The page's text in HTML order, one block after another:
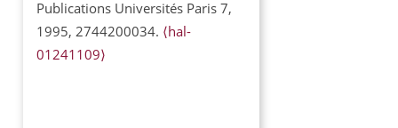
Publications Universités Paris 7,
1995, 2744200034. ⟨hal-
01241109⟩